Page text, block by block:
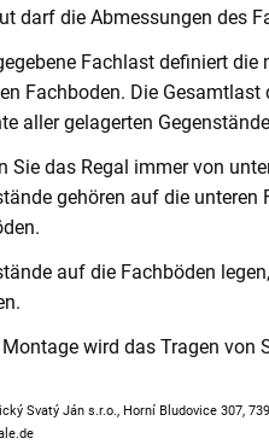
darf die Abmessungen des
Fachlast definiert
Fachboden. Die
aller gelagerten
Sie das Regal immer von
gehören auf die unteren
auf die Fachböden
Montage wird das Tragen von
Svatý Ján s.r.o., Horní Bludovice 307,